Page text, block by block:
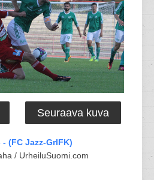
Seuraava kuva
- (FC Jazz-GrIFK)
/ UrheiluSuomi.com